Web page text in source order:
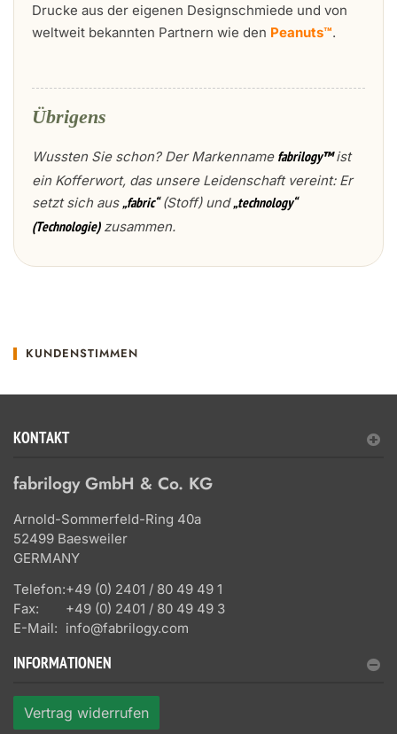
Drucke aus der eigenen Designschmiede und von
weltweit bekannten Partnern wie den Peanuts™.
Übrigens
Wussten Sie schon? Der Markenname fabrilogy™ist
ein Kofferwort, das unsere Leidenschaft vereint: Er
setzt sich aus„fabric“(Stoff) und„technology“
(Technologie)zusammen.
KUNDENSTIMMEN
KONTAKT
fabrilogy GmbH & Co. KG
Arnold-Sommerfeld-Ring 40a
52499 Baesweiler
GERMANY
Telefon:+49 (0) 2401 / 80 49 49 1
Fax:
+49 (0) 2401 / 80 49 49 3
E-Mail: info@fabrilogy.com
INFORMATIONEN
Vertrag widerrufen